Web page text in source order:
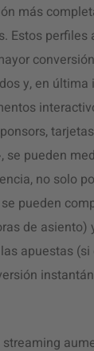
más
Estos
y, en última
se pueden
no solo
pueden
de asiento)
apuestas